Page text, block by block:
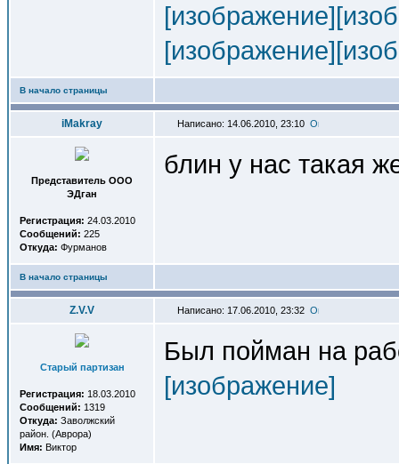
[изображение]
[изображение]
В начало страницы
iMakray Написано: 14.06.2010, 23:10
Представитель OOO
ЭДган
Регистрация: 24.03.2010
Сообщений: 225
Откуда: Фурманов
блин у нас такая
В начало страницы
Z.V.V Написано: 17.06.2010, 23:32
Старый партизан
Регистрация: 18.03.2010
Сообщений: 1319
Откуда: Заволжский
район. (Аврора)
Имя: Виктор
Был пойман на
[изображение]